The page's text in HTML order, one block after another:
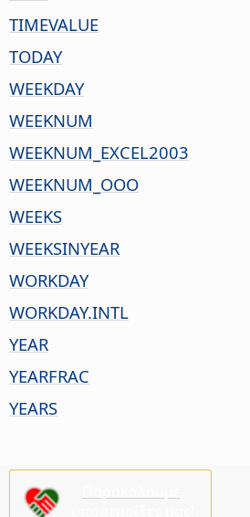
TIMEVALUE
TODAY
WEEKDAY
WEEKNUM
WEEKNUM_EXCEL2003
WEEKNUM_OOO
WEEKS
WEEKSINYEAR
WORKDAY
WORKDAY.INTL
YEAR
YEARFRAC
YEARS